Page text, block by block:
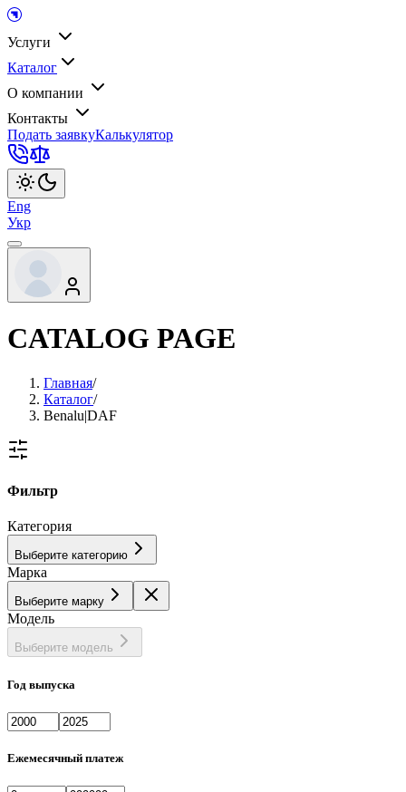
Услуги
Каталог
О компании
Контакты
Подать заявкуКалькулятор
Eng
Укр
CATALOG PAGE
Главная/
Каталог/
Benalu|DAF
Фильтр
Категория
Выберите категорию
Марка
Выберите марку
Модель
Выберите модель
Год выпуска
Ежемесячный платеж